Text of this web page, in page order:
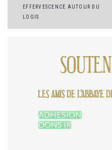
Navigation
de
EFFERVESCENCE AUTOUR DU
LOGIS
LES AMIS DE L'ABBAYE
ADHESION
DONS IR